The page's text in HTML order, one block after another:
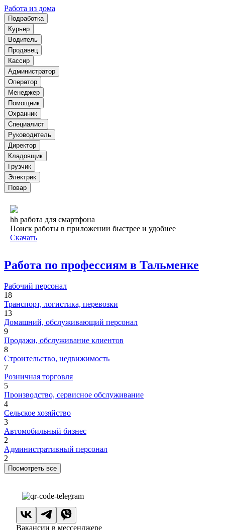
Работа из дома
Подработка
Курьер
Водитель
Продавец
Кассир
Администратор
Оператор
Менеджер
Помощник
Охранник
Специалист
Руководитель
Директор
Кладовщик
Грузчик
Электрик
Повар
hh работа для смартфона
Поиск работы в приложении быстрее и удобнее
Скачать
Работа по профессиям в Тальменке
Рабочий персонал
18
Транспорт, логистика, перевозки
13
Домашний, обслуживающий персонал
9
Продажи, обслуживание клиентов
8
Строительство, недвижимость
7
Розничная торговля
5
Производство, сервисное обслуживание
4
Сельское хозяйство
3
Автомобильный бизнес
2
Административный персонал
2
Посмотреть все
Вакансии в мессенджере